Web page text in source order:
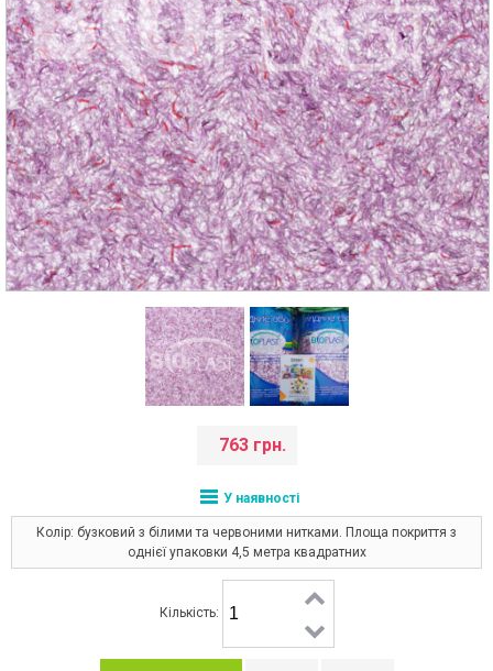
763 грн.
У наявності
Колір: бузковий з білими та червоними нитками. Площа покриття з
однієї упаковки 4,5 метра квадратних
Кількість: